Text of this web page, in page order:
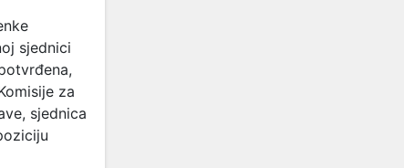
sjednici
za
sjednica